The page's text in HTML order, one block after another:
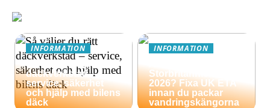
INFORMATION
Så väljer du rätt
däckverkstad –
service, säkerhet
och hjälp med bilens
däck
INFORMATION
Storbritannien
2026? Fixa UK ETA
innan du packar
vandringskängorna